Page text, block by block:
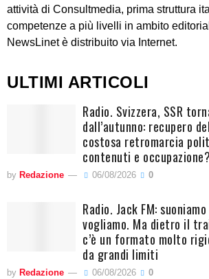
attività di Consultmedia, prima struttura
competenze a più livelli in ambito
NewsLinet è distribuito via Internet.
ULTIMI ARTICOLI
Radio. Svizzera, SSR
dall’autunno: recupero
costosa retromarcia
contenuti e occupazione?
by Redazione 06/08/2026 0
Radio. Jack FM:
vogliamo. Ma dietro il
c’è un formato molto
da grandi limiti
by Redazione 06/08/2026 0